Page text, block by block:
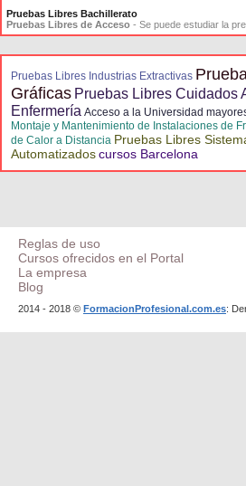
Pruebas Libres Bachillerato
Pruebas Libres de Acceso - Se puede estudiar la
Pruebas Libres Industrias Extractivas
Gráficas Pruebas Libres Cuidados
Enfermería Acceso a la Universidad
Montaje y Mantenimiento de Instalaciones de
de Calor a Distancia Pruebas Libres
Automatizadoscursos Barcelona
Reglas de uso
Cursos ofrecidos en el Portal
La empresa
Blog
2014 - 2018 © FormacionProfesional.com.es: